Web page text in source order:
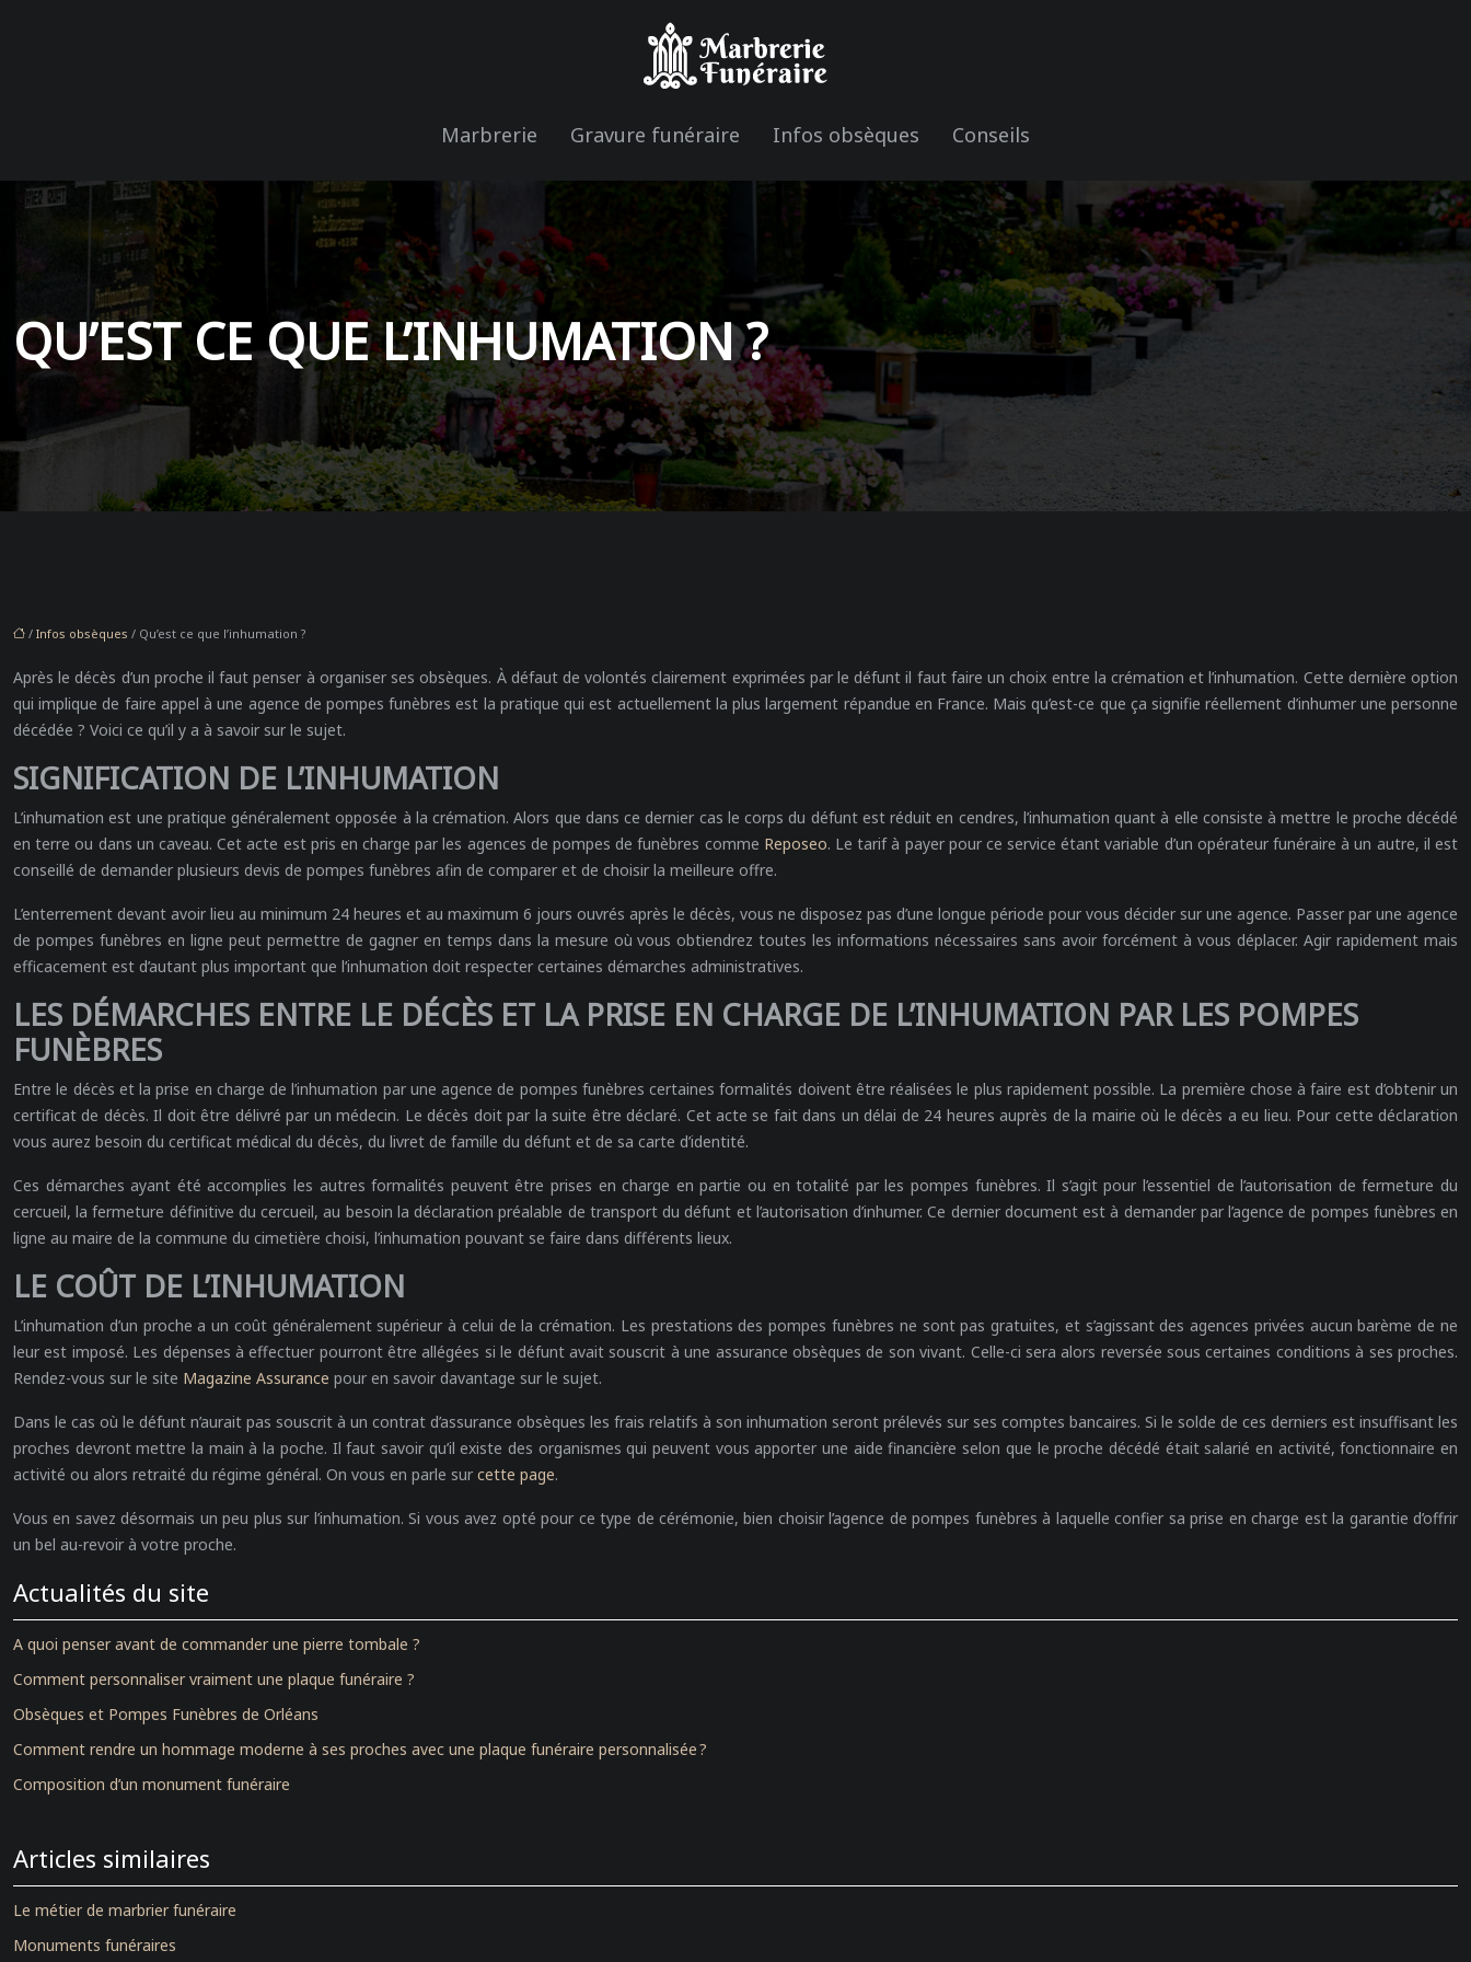
Marbrerie Gravure funéraire Infos obsèques Conseils
QU’EST CE QUE L’INHUMATION ?
/ Infos obsèques / Qu’est ce que l’inhumation ?
Après le décès d’un proche il faut penser à organiser ses obsèques. À défaut de volontés clairement exprimées par le défunt il faut faire un choix entre la crémation et l’inhumation. Cette dernière option
qui implique de faire appel à une agence de pompes funèbres est la pratique qui est actuellement la plus largement répandue en France. Mais qu’est-ce que ça signifie réellement d’inhumer une personne
décédée ? Voici ce qu’il y a à savoir sur le sujet.
SIGNIFICATION DE L’INHUMATION
L’inhumation est une pratique généralement opposée à la crémation. Alors que dans ce dernier cas le corps du défunt est réduit en cendres, l’inhumation quant à elle consiste à mettre le proche décédé
en terre ou dans un caveau. Cet acte est pris en charge par les agences de pompes de funèbres comme Reposeo. Le tarif à payer pour ce service étant variable d’un opérateur funéraire à un autre, il est
conseillé de demander plusieurs devis de pompes funèbres afin de comparer et de choisir la meilleure offre.
L’enterrement devant avoir lieu au minimum 24 heures et au maximum 6 jours ouvrés après le décès, vous ne disposez pas d’une longue période pour vous décider sur une agence. Passer par une agence
de pompes funèbres en ligne peut permettre de gagner en temps dans la mesure où vous obtiendrez toutes les informations nécessaires sans avoir forcément à vous déplacer. Agir rapidement mais
efficacement est d’autant plus important que l’inhumation doit respecter certaines démarches administratives.
LES DÉMARCHES ENTRE LE DÉCÈS ET LA PRISE EN CHARGE DE L’INHUMATION PAR LES POMPES
FUNÈBRES
Entre le décès et la prise en charge de l’inhumation par une agence de pompes funèbres certaines formalités doivent être réalisées le plus rapidement possible. La première chose à faire est d’obtenir un
certificat de décès. Il doit être délivré par un médecin. Le décès doit par la suite être déclaré. Cet acte se fait dans un délai de 24 heures auprès de la mairie où le décès a eu lieu. Pour cette déclaration
vous aurez besoin du certificat médical du décès, du livret de famille du défunt et de sa carte d’identité.
Ces démarches ayant été accomplies les autres formalités peuvent être prises en charge en partie ou en totalité par les pompes funèbres. Il s’agit pour l’essentiel de l’autorisation de fermeture du
cercueil, la fermeture définitive du cercueil, au besoin la déclaration préalable de transport du défunt et l’autorisation d’inhumer. Ce dernier document est à demander par l’agence de pompes funèbres en
ligne au maire de la commune du cimetière choisi, l’inhumation pouvant se faire dans différents lieux.
LE COÛT DE L’INHUMATION
L’inhumation d’un proche a un coût généralement supérieur à celui de la crémation. Les prestations des pompes funèbres ne sont pas gratuites, et s’agissant des agences privées aucun barème de ne
leur est imposé. Les dépenses à effectuer pourront être allégées si le défunt avait souscrit à une assurance obsèques de son vivant. Celle-ci sera alors reversée sous certaines conditions à ses proches.
Rendez-vous sur le site Magazine Assurance pour en savoir davantage sur le sujet.
Dans le cas où le défunt n’aurait pas souscrit à un contrat d’assurance obsèques les frais relatifs à son inhumation seront prélevés sur ses comptes bancaires. Si le solde de ces derniers est insuffisant les
proches devront mettre la main à la poche. Il faut savoir qu’il existe des organismes qui peuvent vous apporter une aide financière selon que le proche décédé était salarié en activité, fonctionnaire en
activité ou alors retraité du régime général. On vous en parle sur cette page.
Vous en savez désormais un peu plus sur l’inhumation. Si vous avez opté pour ce type de cérémonie, bien choisir l’agence de pompes funèbres à laquelle confier sa prise en charge est la garantie d’offrir
un bel au-revoir à votre proche.
Actualités du site
A quoi penser avant de commander une pierre tombale ?
Comment personnaliser vraiment une plaque funéraire ?
Obsèques et Pompes Funèbres de Orléans
Comment rendre un hommage moderne à ses proches avec une plaque funéraire personnalisée ?
Composition d’un monument funéraire
Articles similaires
Le métier de marbrier funéraire
Monuments funéraires